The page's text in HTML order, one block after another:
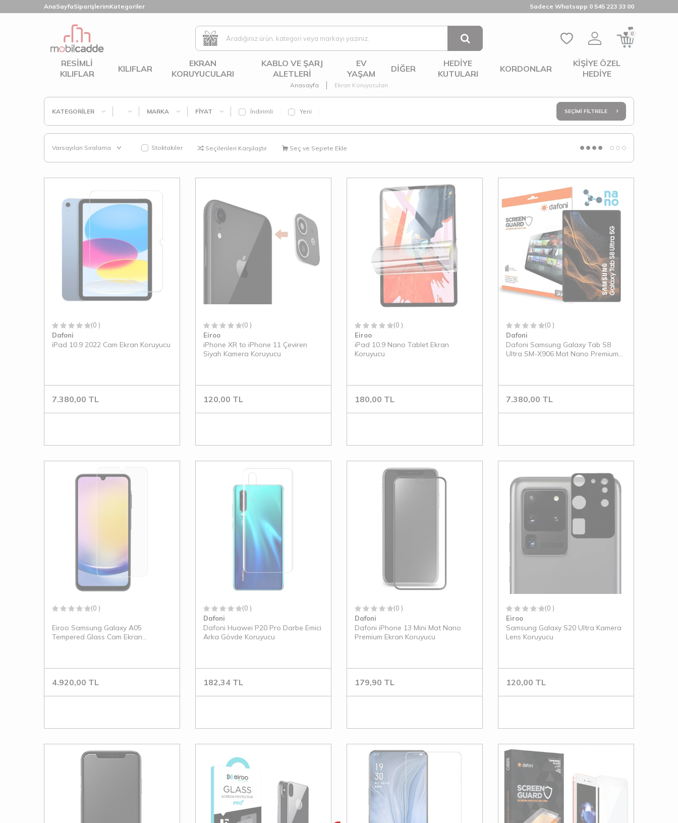
AnaSayfaSiparişlerimKategoriler Sadece Whatsapp 0 545 223 33 00
0
RESIMLI
KILIFLAR
KILIFLAR
EKRAN
KORUYUCULARI
KABLO VE ŞARJ
ALETLERI
EV
YAŞAM
DIĞER
HEDIYE
KUTULARI
KORDONLAR
KIŞIYE ÖZEL
HEDIYE
Anasayfa Ekran Koruyucuları
KATEGORILER MARKA FIYAT İndirimli Yeni SEÇIMI FILTRELE
Stoktakiler Seçilenleri Karşılaştır Seç ve Sepete Ekle
(0 )
Dafoni
iPad 10.9 2022 Cam Ekran Koruyucu
7.380,00 TL
(0 )
Eiroo
iPhone XR to iPhone 11 Çeviren
Siyah Kamera Koruyucu
120,00 TL
(0 )
Eiroo
iPad 10.9 Nano Tablet Ekran
Koruyucu
180,00 TL
(0 )
Dafoni
Dafoni Samsung Galaxy Tab S8
Ultra SM-X906 Mat Nano Premium
7.380,00 TL
(0 )
Eiroo Samsung Galaxy A05
Tempered Glass Cam Ekran
4.920,00 TL
(0 )
Dafoni
Dafoni Huawei P20 Pro Darbe Emici
Arka Gövde Koruyucu
182,34 TL
(0 )
Dafoni
Dafoni iPhone 13 Mini Mat Nano
Premium Ekran Koruyucu
179,90 TL
(0 )
Eiroo
Samsung Galaxy S20 Ultra Kamera
Lens Koruyucu
120,00 TL